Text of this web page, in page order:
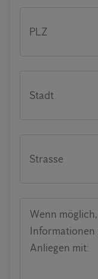
PLZ
Stadt
Strasse
Wenn
Informationen
Anliegen mit: